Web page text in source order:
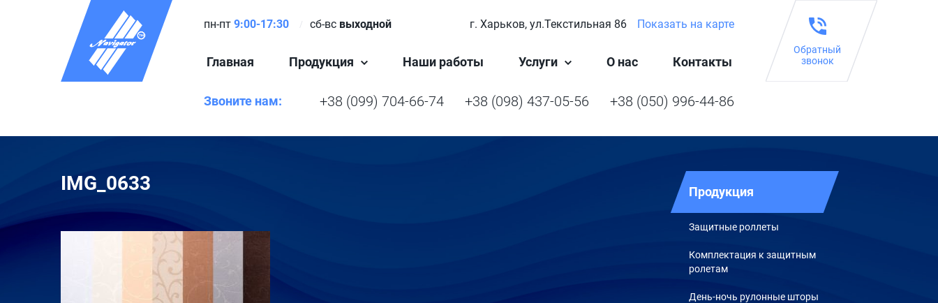
пн-пт 9:00-17:30 сб-вс выходной г. Харьков, ул.Текстильная 86 Показать на карте
Главная Продукция Наши работы Услуги О нас Контакты
Звоните нам: +38 (050) 996-44-86
+38 (098) 437-05-56
+38 (099) 704-66-74
Обратный
звонок
IMG_0633 Продукция
Защитные роллеты
Комплектация к защитным
ролетам
День-ночь рулонные шторы